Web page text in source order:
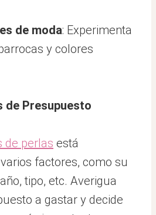
de moda: Experimenta
y colores
de Presupuesto
de perlas está
factores, como su
tipo, etc. Averigua
a gastar y decide